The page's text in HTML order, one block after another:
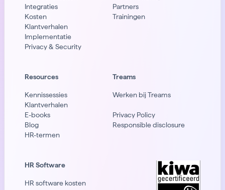
Integraties
Kosten
Klantverhalen
Implementatie
Privacy & Security
Partners
Trainingen
Resources
Kennissessies
Klantverhalen
E-books
Blog
HR-termen
Treams
Werken bij Treams
Privacy Policy
Responsible disclosure
HR Software
HR software kosten